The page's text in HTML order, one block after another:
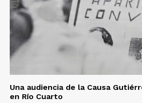
Una audiencia de la Causa
en Río Cuarto